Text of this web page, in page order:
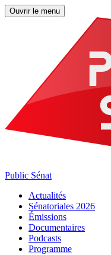
Ouvrir le menu
Public Sénat
Actualités
Sénatoriales 2026
Émissions
Documentaires
Podcasts
Programme